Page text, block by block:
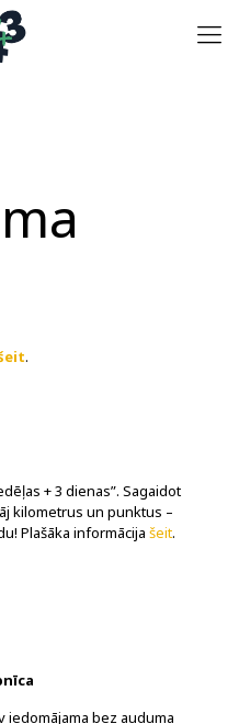
.
+ 3 dienas”. Sagaidot
kilometrus un punktus –
Plašāka informācija šeit.
iedomājama bez auduma